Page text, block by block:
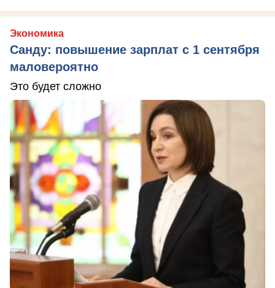
Экономика
Санду: повышение зарплат с 1 сентября
маловероятно
Это будет сложно